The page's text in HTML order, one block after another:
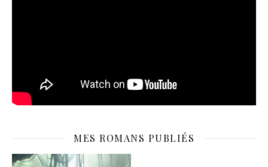
MES ROMANS PUBLIÉS